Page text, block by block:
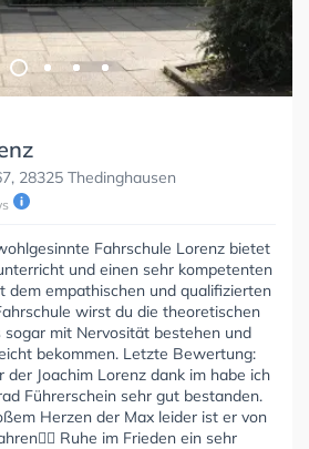
28325 Thedinghausen
Fahrschule Lorenz bietet
und einen sehr kompetenten
dem empathischen und qualifizierten
wirst du die theoretischen
sogar mit Nervosität bestehen und
bekommen. Letzte Bewertung:
der Joachim Lorenz dank im habe ich
Führerschein sehr gut bestanden.
Herzen der Max leider ist er von
Ruhe im Frieden ein sehr